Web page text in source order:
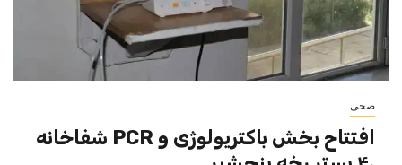
صحی
افتتاح بخش باکتریولوژی و PCR شفاخانه